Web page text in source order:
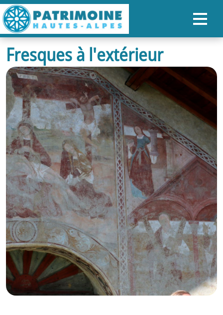
ACCUEIL
CARTE
NOS PARCOURS
PATRIMOINE
RANDONNÉES
ORGANISER SON SÉJOUR
RECHERCHER
FR
GB
Fresques à l'extérieur